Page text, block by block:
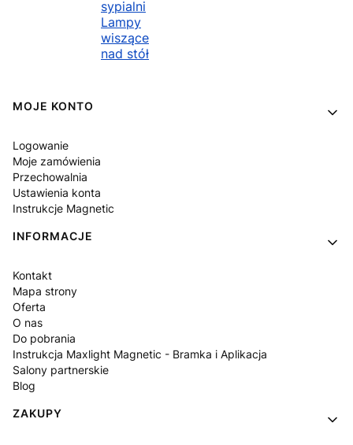
sypialni
Lampy
wiszące
nad stół
Linki w stopce
MOJE KONTO
Logowanie
Moje zamówienia
Przechowalnia
Ustawienia konta
Instrukcje Magnetic
INFORMACJE
Kontakt
Mapa strony
Oferta
O nas
Do pobrania
Instrukcja Maxlight Magnetic - Bramka i Aplikacja
Salony partnerskie
Blog
ZAKUPY